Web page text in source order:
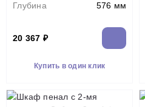
Глубина
576 мм
20 367 ₽
Купить в один клик